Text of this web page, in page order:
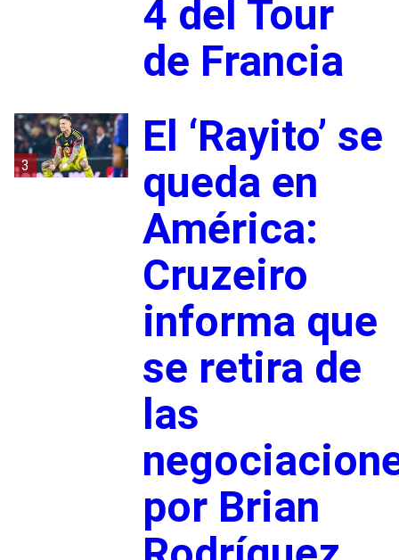
4 del Tour
de Francia
3
El ‘Rayito’ se
queda en
América:
Cruzeiro
informa que
se retira de
las
por Brian